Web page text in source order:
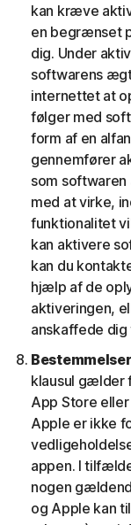
kan kræve
en begrænset
dig. Under
softwarens
internettet at
følger med
form af en
gennemfører
som softwaren
med at virke,
funktionalitet
kan aktivere
kan du
hjælp af de
aktiveringen,
anskaffede dig
klausul gælder
App Store eller
Apple er ikke
appen. I
nogen
og Apple kan